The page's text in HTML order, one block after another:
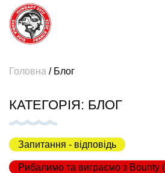
Головна / Блог
КАТЕГОРІЯ: БЛОГ
Запитання - відповідь
Рибалимо та виграємо з Bounty